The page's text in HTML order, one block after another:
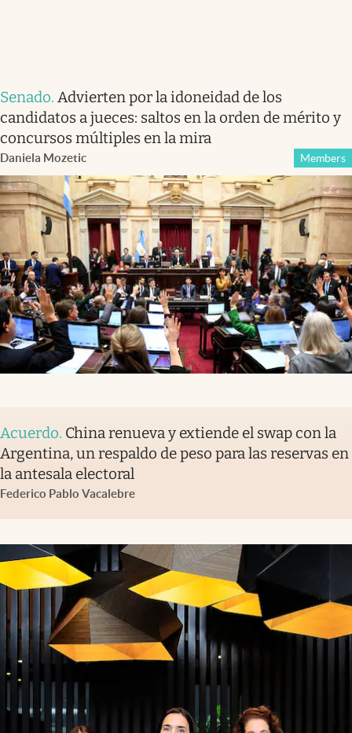
Senado. Advierten por la idoneidad de los
candidatos a jueces: saltos en la orden de mérito y
concursos múltiples en la mira
Daniela Mozetic Members
Acuerdo. China renueva y extiende el swap con la
Argentina, un respaldo de peso para las reservas en
la antesala electoral
Federico Pablo Vacalebre